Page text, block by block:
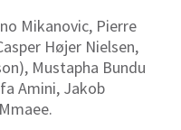
Mikanovic, Pierre
Højer Nielsen,
Mustapha Bundu
Amini, Jakob